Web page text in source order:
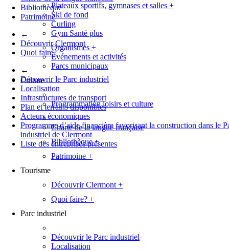
Bibliothèque
Patrimoine
←
Découvrir Clermont
Quoi faire?
←
Découvrir le Parc industriel
Localisation
Infrastructures de transport
Plan et terrains disponibles
Acteurs économiques
Programme d’aide financière favorisant la construction dans le
industriel de Clermont
Liste des entreprises présentes
Plateaux sportifs, gymnases et salles +
Ski de fond
Curling
Gym Santé plus
Organismes +
Événements et activités
Parcs municipaux
Culture
Programmation loisirs et culture
Charte de la langue française
Bibliothèque+
Patrimoine +
Tourisme
Découvrir Clermont +
Quoi faire? +
Parc industriel
Découvrir le Parc industriel
Localisation